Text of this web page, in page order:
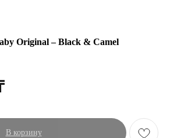
Original – Black & Сamel
В корзину